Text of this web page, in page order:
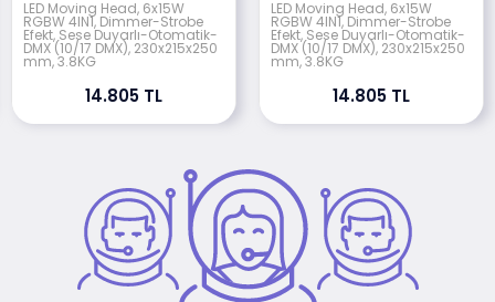
LED Moving Head, 6x15W
RGBW 4IN1, Dimmer-Strobe
Efekt, Sese Duyarlı-Otomatik-
DMX (10/17 DMX), 230x215x250
mm, 3.8KG
14.805 TL
LED Moving Head, 6x15W
RGBW 4IN1, Dimmer-Strobe
Efekt, Sese Duyarlı-Otomatik-
DMX (10/17 DMX), 230x215x250
mm, 3.8KG
14.805 TL